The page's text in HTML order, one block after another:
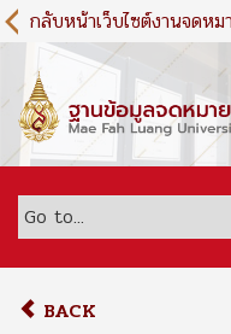
S
k
m
c
กลับหน้าเว็บไซต์งานจดหม
BACK